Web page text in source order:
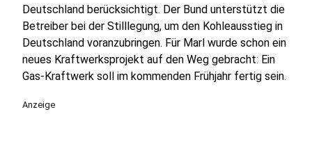
Deutschland berücksichtigt. Der Bund unterstützt die
Betreiber bei der Stilllegung, um den Kohleausstieg in
Deutschland voranzubringen. Für Marl wurde schon ein
neues Kraftwerksprojekt auf den Weg gebracht: Ein
Gas-Kraftwerk soll im kommenden Frühjahr fertig sein.
Anzeige